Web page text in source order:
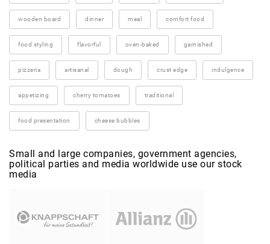
wooden board dinner meal comfort food
food styling flavorful oven-baked garnished
pizzeria artisanal dough crust edge indulgence
appetizing cherry tomatoes traditional
food presentation cheese bubbles
Small and large companies, government agencies,
political parties and media worldwide use our stock
media